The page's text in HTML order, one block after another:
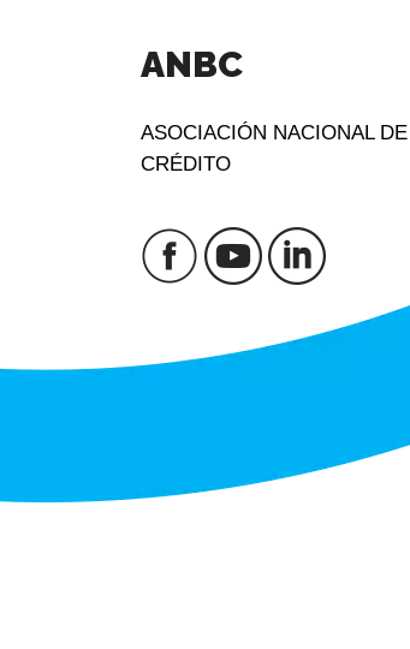
ANBC
ASOCIACIÓN NACIONAL
CRÉDITO